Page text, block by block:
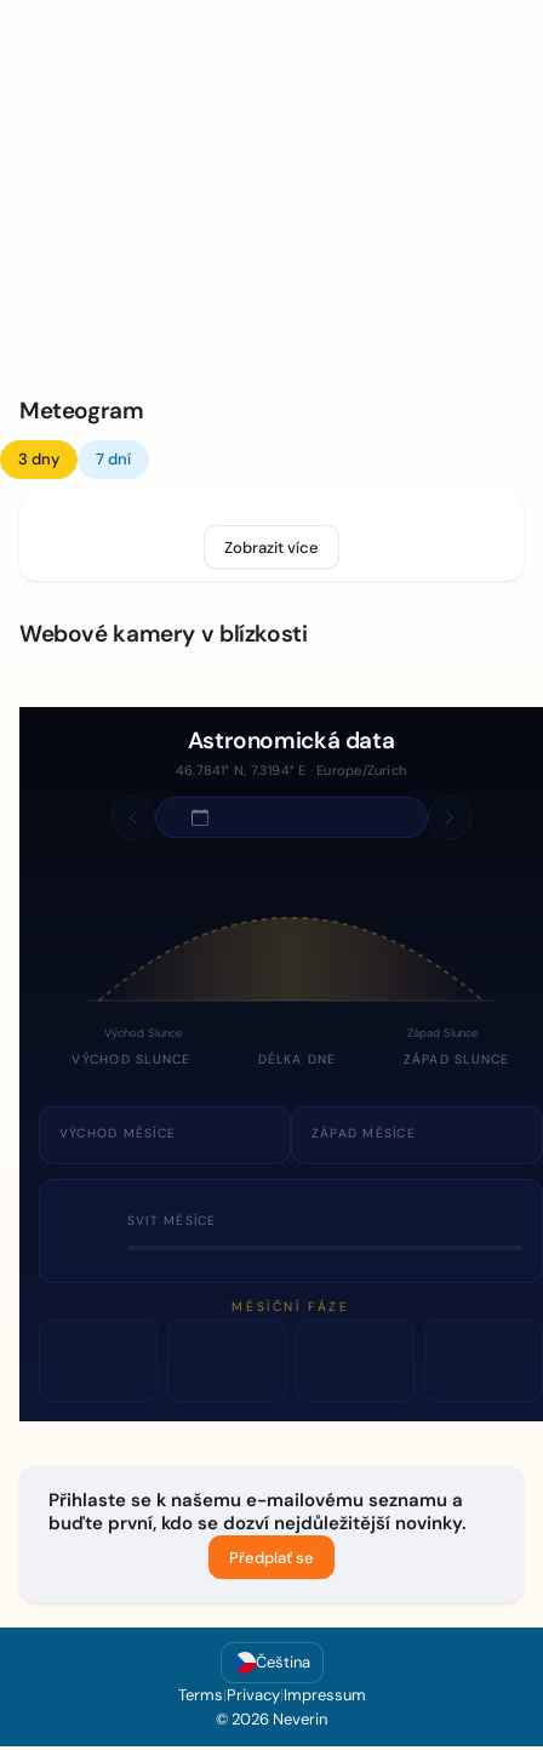
Meteogram
3 dny 7 dní
Zobrazit více
Webové kamery v blízkosti
Astronomická data
46.7841° N, 7.3194° E · Europe/Zurich
Východ Slunce Západ Slunce
VÝCHOD SLUNCE DÉLKA DNE ZÁPAD SLUNCE
VÝCHOD MĚSÍCE ZÁPAD MĚSÍCE
SVIT MĚSÍCE
MĚSÍČNÍ FÁZE
Přihlaste se k našemu e-mailovému seznamu a
buďte první, kdo se dozví nejdůležitější novinky.
Předplať se
Čeština
Terms|Privacy|Impressum
© 2026 Neverin